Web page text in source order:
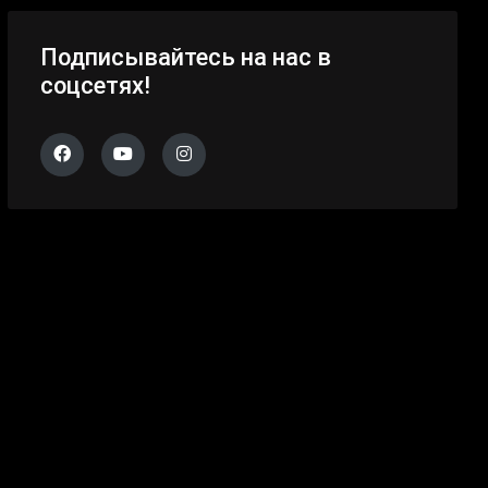
Подписывайтесь на нас в
соцсетях!